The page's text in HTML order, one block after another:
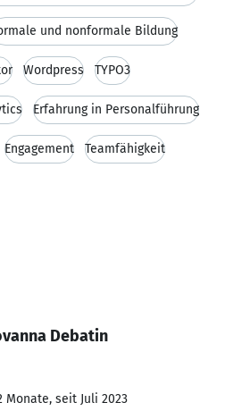
und nonformale Bildung
Wordpress TYPO3
Erfahrung in Personalführung
Engagement Teamfähigkeit
Debatin
Monate, seit Juli 2023